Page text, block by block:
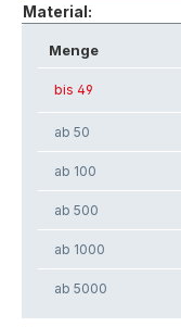
Material:
Menge
bis 49
ab 50
ab 100
ab 500
ab 1000
ab 5000